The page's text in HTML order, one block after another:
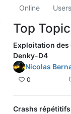
Online Users
Top
Exploitation des
Denky-D4
Nicolas
0
Crashs